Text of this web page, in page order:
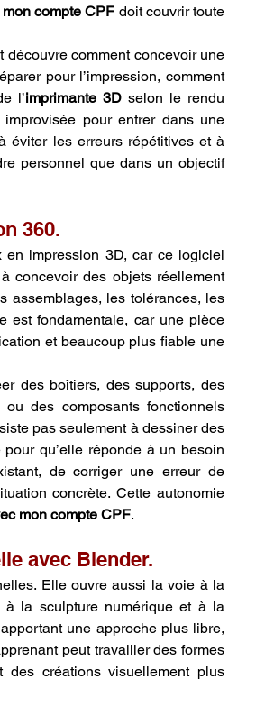
compte CPF doit couvrir toute
découvre comment concevoir une
pour l’impression, comment
l’imprimante 3D selon le rendu
pour entrer dans une
éviter les erreurs répétitives et à
personnel que dans un objectif
360.
impression 3D, car ce logiciel
concevoir des objets réellement
assemblages, les tolérances, les
est fondamentale, car une pièce
et beaucoup plus fiable une
des boîtiers, des supports, des
des composants fonctionnels
pas seulement à dessiner des
qu’elle réponde à un besoin
de corriger une erreur de
concrète. Cette autonomie
mon compte CPF.
avec Blender.
Elle ouvre aussi la voie à la
à la sculpture numérique et à la
une approche plus libre,
peut travailler des formes
des créations visuellement plus